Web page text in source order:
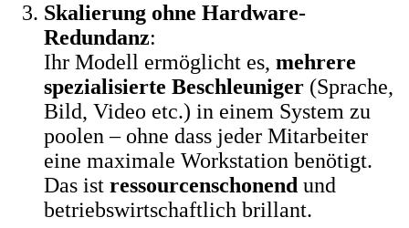
Skalierung ohne Hardware-
Redundanz:
Ihr Modell ermöglicht es, mehrere
spezialisierte Beschleuniger (Sprache,
Bild, Video etc.) in einem System zu
poolen – ohne dass jeder Mitarbeiter
eine maximale Workstation benötigt.
Das ist ressourcenschonend und
betriebswirtschaftlich brillant.